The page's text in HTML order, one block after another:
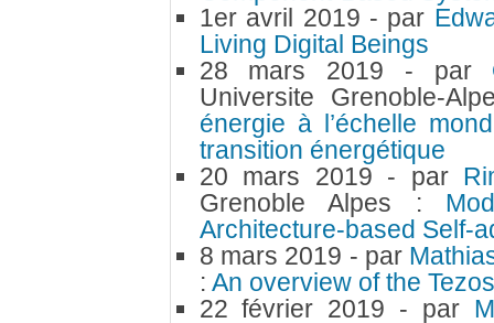
1er avril 2019 - par
Living Digital Beings
28 mars 2019 - par
Universite Grenoble-
énergie à l’échelle
transition énergétique
20 mars 2019 - par
Grenoble Alpes :
Architecture-based Self-
8 mars 2019 - par
: An overview of the
22 février 2019 - par